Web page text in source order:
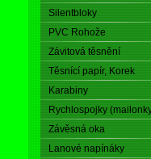
Silentbloky
PVC Rohože
Závitová těsnění
Těsnící papír, Korek
Karabiny
Rychlospojky
Závěsná oka
Lanové napínáky